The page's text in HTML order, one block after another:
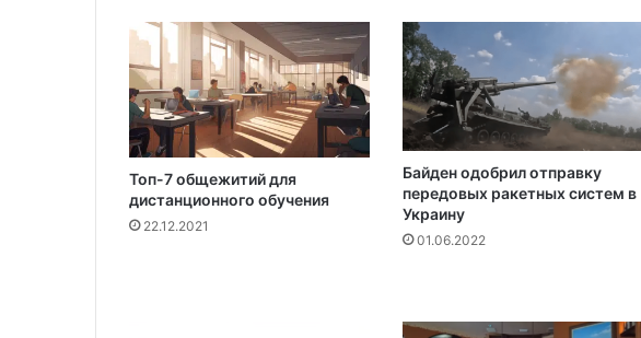
е
в
2
0
1
9
г
о
д
Топ-7 общежитий для
дистанционного обучения
22.12.2021
Байден одобрил отправку
передовых ракетных систем в
Украину
01.06.2022